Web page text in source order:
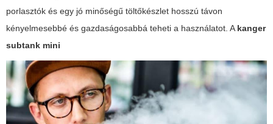
porlasztók és egy jó minőségű töltőkészlet hosszú távon
kényelmesebbé és gazdaságosabbá teheti a használatot. Akanger
subtank mini